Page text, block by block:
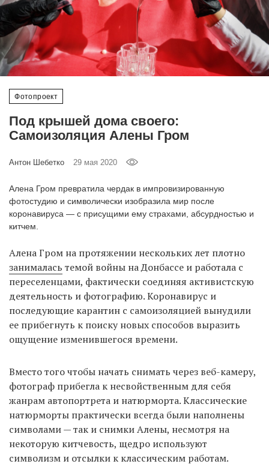
EN
UA
Фотопроект
Под крышей дома своего:
Самоизоляция Алены Гром
Антон Шебетко 29 мая 2020
Алена Гром превратила чердак в импровизированную
фотостудию и символически изобразила мир после
коронавируса — с присущими ему страхами, абсурдностью и
китчем.
Алена Гром на протяжении нескольких лет плотно
занималась темой войны на Донбассе и работала с
переселенцами, фактически соединяя активистскую
деятельность и фотографию. Коронавирус и
последующие карантин с самоизоляцией вынудили
ее прибегнуть к поиску новых способов выразить
ощущение изменившегося времени.
Вместо того чтобы начать снимать через веб-камеру,
фотограф прибегла к несвойственным для себя
жанрам автопортрета и натюрморта. Классические
натюрморты практически всегда были наполнены
символами — так и снимки Алены, несмотря на
некоторую китчевость, щедро используют
символизм и отсылки к классическим работам.